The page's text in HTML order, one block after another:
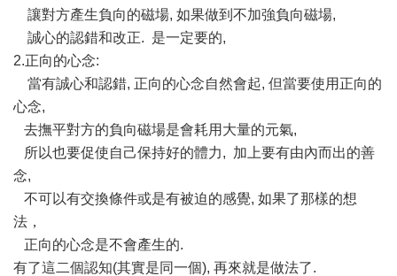
讓對方產生負向的磁場, 如果做到不加強負向磁場,
誠心的認錯和改正. 是一定要的,
2.正向的心念:
當有誠心和認錯, 正向的心念自然會起, 但當要使用正向的
心念,
去撫平對方的負向磁場是會耗用大量的元氣,
所以也要促使自己保持好的體力, 加上要有由內而出的善
念,
不可以有交換條件或是有被迫的感覺, 如果了那樣的想
法，
正向的心念是不會產生的.
有了這二個認知(其實是同一個), 再來就是做法了.